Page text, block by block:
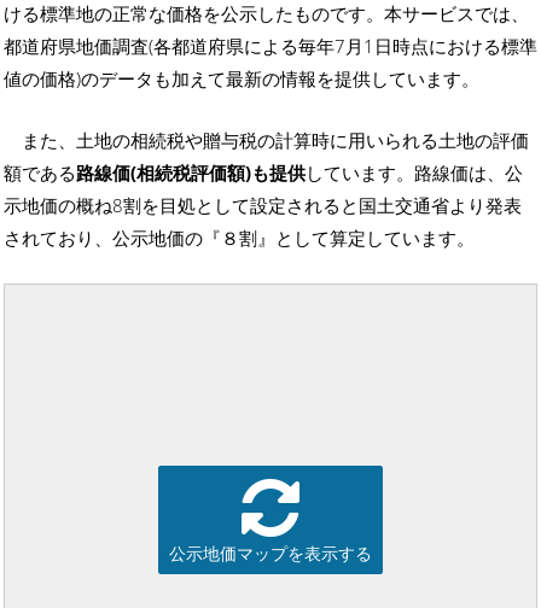
ける標準地の正常な価格を公示したものです。本サービスでは、
都道府県地価調査(各都道府県による毎年7月1日時点における標準
値の価格)のデータも加えて最新の情報を提供しています。
また、土地の相続税や贈与税の計算時に用いられる土地の評価
額である路線価(相続税評価額)も提供しています。路線価は、公
示地価の概ね8割を目処として設定されると国土交通省より発表
されており、公示地価の『８割』として算定しています。
公示地価マップを表示する